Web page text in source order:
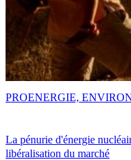
La pénurie d'énergie
libéralisation du marché
PROENERGIE,